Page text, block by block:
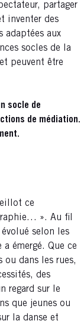
partager
inventer des
adaptées aux
socles de la
peuvent être
socle de
de médiation.
ce
». Au fil
selon les
émergé. Que ce
ou dans les rues,
des
regard sur le
que jeunes ou
la danse et